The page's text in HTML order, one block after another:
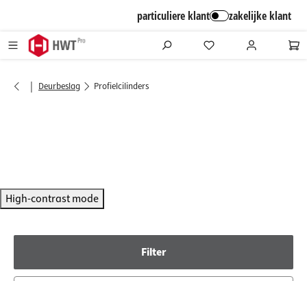
particuliere klant zakelijke klant
| Deurbeslag Profielcilinders
High-contrast mode
Filter